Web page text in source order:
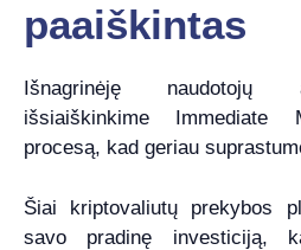
paaiškintas
Išnagrinėję naudotojų
išsiaiškinkime Immediate
procesą, kad geriau
Šiai kriptovaliutų prekybos
savo pradinę investiciją,